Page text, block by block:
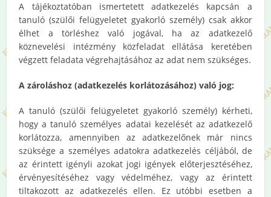
A tájékoztatóban ismertetett adatkezelés kapcsán a
tanuló (szülői felügyeletet gyakorló személy) csak akkor
élhet a törléshez való jogával, ha az adatkezelő
köznevelési intézmény közfeladat ellátása keretében
végzett feladata végrehajtásához az adat nem szükséges.
A zároláshoz (adatkezelés korlátozásához) való jog:
A tanuló (szülői felügyeletet gyakorló személy) kérheti,
hogy a tanuló személyes adatai kezelését az adatkezelő
korlátozza, amennyiben az adatkezelőnek már nincs
szüksége a személyes adatokra adatkezelés céljából, de
az érintett igényli azokat jogi igények előterjesztéséhez,
érvényesítéséhez vagy védelméhez, vagy az érintett
tiltakozott az adatkezelés ellen. Ez utóbbi esetben a